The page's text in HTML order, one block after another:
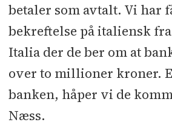
betaler som avtalt. Vi har
bekreftelse på italiensk
Italia der de ber om at
over to millioner kroner.
banken, håper vi de
Næss.